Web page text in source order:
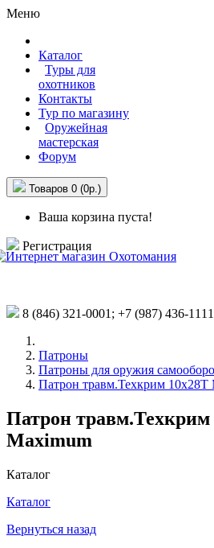
Меню
Каталог
Туры для
охотников
Контакты
Тур по магазину
Оружейная
мастерская
Форум
Товаров 0 (0р.)
Ваша корзина пуста!
Регистрация
8 (846) 321-0001; +7 (987) 436-1111
Патроны
Патроны для оружия
Патрон травм.Техкрим 10х28Т
Патрон травм.Техкрим
Maximum
Каталог
Каталог
Вернуться назад